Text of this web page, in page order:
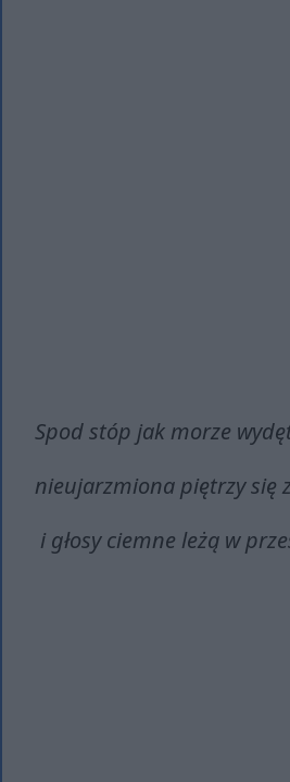
Spod stóp jak morze
nieujarzmiona piętrzy się
i głosy ciemne leżą w